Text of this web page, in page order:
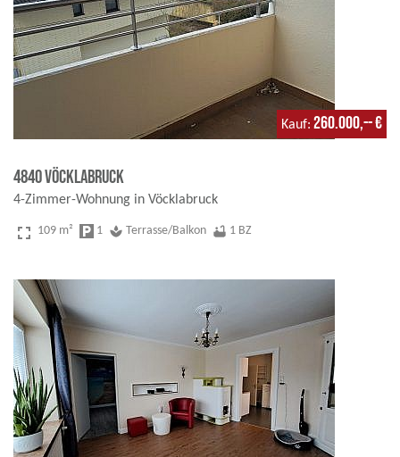
Kauf 260.000,-- €
4840 Vöcklabruck
4-Zimmer-Wohnung in Vöcklabruck
fullscreen 109 m² local_parking 1 spa Terrasse/Balkon bathtub 1 BZ